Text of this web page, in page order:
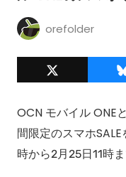
orefolder
OCN モバイル ONE
間限定のスマホ
時から2月25日11時